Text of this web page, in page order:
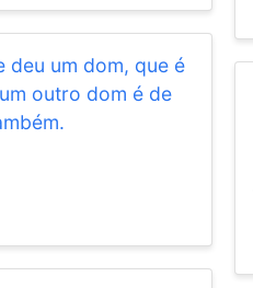
deu um dom, que é
outro dom é de